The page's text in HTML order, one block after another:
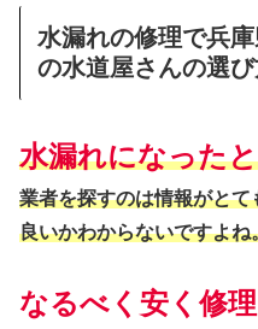
水漏れの修理で兵
の水道屋さんの選
水漏れになった
業者を探すのは情報がと
良いかわからないですよね
なるべく安く修